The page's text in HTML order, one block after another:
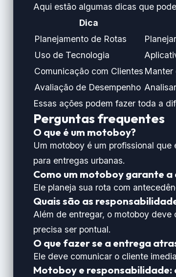
Aqui estão algumas dicas que
Dica
Planejamento de Rotas
Uso de Tecnologia
Comunicação com Clientes Manter
Avaliação de Desempenho
Essas ações podem fazer toda a
Perguntas frequentes
O que é um motoboy?
Um motoboy é um profissional
para entregas urbanas.
Como um motoboy garante
Ele planeja sua rota com
Quais são as
Além de entregar, o motoboy
precisa ser pontual.
O que fazer se a entrega
Ele deve comunicar o cliente
Motoboy e